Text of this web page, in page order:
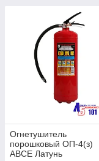
Огнетушитель
порошковый ОП-4(з)
АВСЕ Латунь